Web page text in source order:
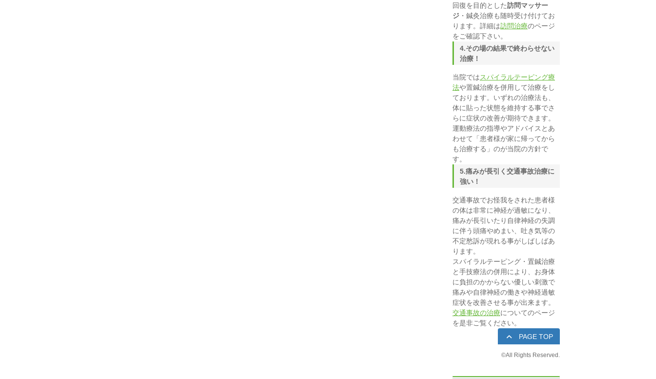
回復を目的とした訪問マッサー
ジ ・鍼灸治療も随時受け付けてお
ります。詳細は訪問治療のページ
をご確認下さい。
4.その場の結果で終わらせない
治療！
当院ではスパイラルテーピング療
法や置鍼治療を併用して治療をし
ております。いずれの治療法も、
体に貼った状態を維持する事でさ
らに症状の改善が期待できます。
運動療法の指導やアドバイスとあ
わせて「患者様が家に帰ってから
も治療する」のが当院の方針で
す。
5.痛みが長引く交通事故治療に
強い！
交通事故でお怪我をされた患者様
の体は非常に神経が過敏になり、
痛みが長引いたり自律神経の失調
に伴う頭痛やめまい、吐き気等の
不定愁訴が現れる事がしばしばあ
ります。
スパイラルテーピング・置鍼治療
と手技療法の併用により、お身体
に負担のかからない優しい刺激で
痛みや自律神経の働きや神経過敏
症状を改善させる事が出来ます。
交通事故の治療についてのページ
を是非ご覧ください。
PAGE TOP
©All Rights Reserved.